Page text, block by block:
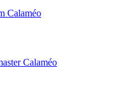
Calaméo
Calaméo